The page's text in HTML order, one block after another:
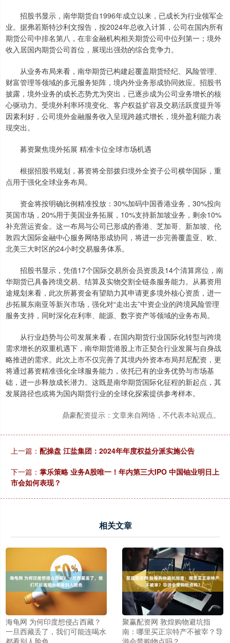
招股书显示，南华期货自1996年成立以来，已成长为行业领军企
业。据弗若斯特沙利文报告，按2024年总收入计算，公司在国内所有
期货公司中排名第八，在非金融机构相关期货公司中位列第一；境外
收入居国内期货公司首位，展现出强劲的综合竞争力。
从业务布局来看，南华期货已构建起覆盖期货经纪、风险管理、
财富管理等领域的多元服务矩阵，境内外业务形成协同效应。招股书
披露，境外业务的成长态势尤为突出，已逐步成为公司业务增长的核
心驱动力。受境外利率环境变化、客户权益扩容及交易活跃度提升等
因素利好，公司境外金融服务收入呈现跨越式增长，境外盈利能力表
现突出。
募资聚焦境外拓展 精准卡位全球市场机遇
根据招股书规划，募资将全部拨归境外全资子公司横华国际，重
点用于强化全球业务布局。
资金将按明确比例精准投放：30%加码中国香港业务，30%投向
英国市场，20%用于美国业务拓展，10%支持新加坡业务，剩余10%
补充营运资金。这一布局与公司已形成的香港、芝加哥、新加坡、伦
敦四大国际金融中心服务网络形成协同，将进一步完善覆盖亚、欧、
北美三大时区的24小时交易服务体系。
招股书显示，凭借17个国际交易所会员资质及14个清算席位，南
华期货已具备跨境交易、结算及实物交割全链条服务能力。从募资用
途规划来看，此次所募资金有望助力其申请更多境外核心资质，进一
步拓展东南亚等新兴市场，强化对“走出去”中资企业的跨境风险管理
服务支持，同时深化在利率、能源、数字资产等领域的业务布局。
从行业趋势与公司发展来看，在国内期货行业国际化转型与跨境
需求增长的双重机遇下，南华期货港股上市正契合行业发展与自身战
略推进的需求。此次上市不仅完善了其境内外资本布局邦尼配资，更
将通过募资精准强化全球服务能力，依托已有的业务优势与市场基
础，进一步释放成长潜力。这既是南华期货国际化征程的新起点，其
发展路径也或将为国内期货行业的全球化探索提供参考样本。
鼎豪配资提示：文章来自网络，不代表本站观点。
上一篇： 配操盘 江盐集团：2024年年度权益分派实施公告
下一篇： 掌乐策略 业务A股唯一！年内第三大IPO 中国铀业明日上
市会如何表现？
相关文章
海龟网 为何印度想侵占西藏？
一旦西藏丢了，我们可能连喝水
都看别人脸色
聚赢配资网 敦煌购物避坑指
南：哪里买正宗特产不被宰？导
游会带购物点吗？